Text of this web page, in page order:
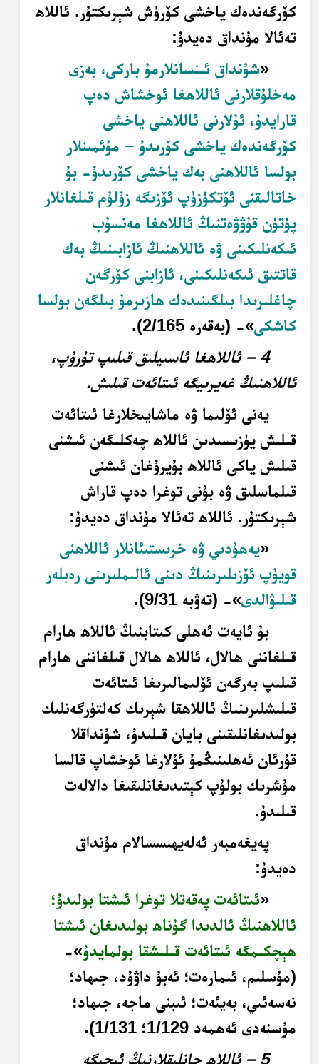
كۆرگەندەك ياخشى كۆرۈش شېرىكتۇر. ئاللاھ
تەئالا مۇنداق دەيدۇ:
«شۇنداق ئىنسانلارمۇ باركى، بەزى
مەخلۇقلارنى ئاللاھغا ئوخشاش دەپ
قارايدۇ، ئۇلارنى ئاللاھنى ياخشى
كۆرگەندەك ياخشى كۆرىدۇ – مۇئمىنلار
بولسا ئاللاھنى بەك ياخشى كۆرىدۇ- بۇ
خاتالىقنى ئۆتكۈزۈپ ئۆزىگە زۇلۇم قىلغانلار
پۈتۈن قۇۋۋەتنىڭ ئاللاھغا مەنسۇب
ئىكەنلىكىنى ۋە ئاللاھنىڭ ئازابىنىڭ بەك
قاتتىق ئىكەنلىكىنى، ئازابنى كۆرگەن
چاغلىرىدا بىلگىنىدەك ھازىرمۇ بىلگەن بولسا
كاشكى»- (بەقەرە 2/165).
4 – ئاللاھغا ئاسىيلىق قىلىپ تۇرۇپ،
ئاللاھنىڭ غەيرىيگە ئىتائەت قىلىش.
يەنى ئۆلىما ۋە ماشايىخلارغا ئىتائەت
قىلىش يۈزىسىدىن ئاللاھ چەكلىگەن ئىشنى
قىلىش ياكى ئاللاھ بۇيرۇغان ئىشنى
قىلماسلىق ۋە بۇنى توغرا دەپ قاراش
شېرىكتۇر. ئاللاھ تەئالا مۇنداق دەيدۇ:
«يەھۇدىي ۋە خرىستىئانلار ئاللاھنى
قويۇپ ئۆزىلىرىنىڭ دىنى ئالىملىرىنى رەبلەر
قىلىۋالدى»- (تەۋبە 9/31).
بۇ ئايەت ئەھلى كىتابنىڭ ئاللاھ ھارام
قىلغاننى ھالال، ئاللاھ ھالال قىلغاننى ھارام
قىلىپ بەرگەن ئۆلىمالىرىغا ئىتائەت
قىلىشلىرىنىڭ ئاللاھقا شېرىك كەلتۈرگەنلىك
بولىدىغانلىقىنى بايان قىلىدۇ، شۇنداقلا
قۇرئان ئەھلىنىڭمۇ ئۇلارغا ئوخشاپ قالسا
مۇشرىك بولۇپ كېتىدىغانلىقىغا دالالەت
قىلىدۇ.
پەيغەمبەر ئەلەيھىسسالام مۇنداق
دەيدۇ:
«ئىتائەت پەقەتلا توغرا ئىشتا بولىدۇ؛
ئاللاھنىڭ ئالدىدا گۇناھ بولىدىغان ئىشتا
ھېچكىمگە ئىتائەت قىلىشقا بولمايدۇ»-
(مۇسلىم، ئىمارەت؛ ئەبۇ داۋۇد، جىھاد؛
نەسەئىي، بەيئەت؛ ئىبنى ماجە، جىھاد؛
مۇسنەدى ئەھمەد 1/129؛ 1/131).
5 – ئاللاھ جانلىقلارنىڭ ئىچىگە